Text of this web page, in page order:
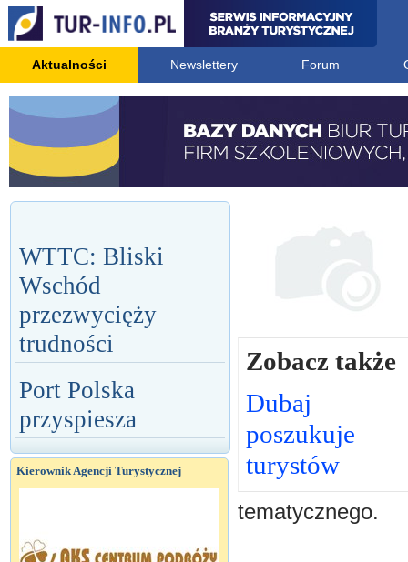
Aktualności Newslettery Forum
WTTC: Bliski
Wschód
przezwycięży
trudności
Port Polska
przyspiesza
Kierownik Agencji Turystycznej
Zobacz także
Dubaj
poszukuje
turystów
tematycznego.